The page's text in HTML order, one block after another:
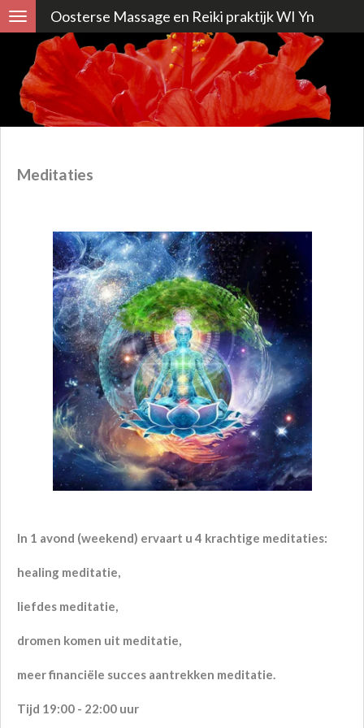
Ga
naar
hoofdinhoud
Oosterse Massage en Reiki praktijk WI Yn
Meditaties
In 1 avond (weekend) ervaart u 4 krachtige meditaties:
healing meditatie,
liefdes meditatie,
dromen komen uit meditatie,
meer financiële succes aantrekken meditatie.
Tijd 19:00 - 22:00 uur